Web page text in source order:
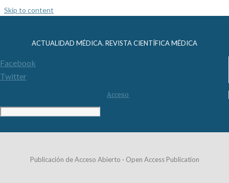
Skip to content
ACTUALIDAD MÉDICA. REVISTA CIENTÍFICA MÉDICA
Facebook
Twitter
Acceso
Publicación de Acceso Abierto · Open Access Publication